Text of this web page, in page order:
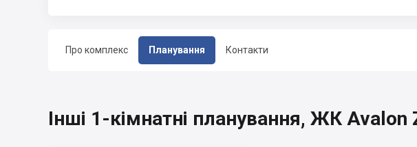
Про комплекс Планування Контакти
Інші 1-кімнатні планування, ЖК Avalon